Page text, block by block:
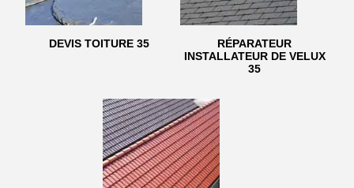
DEVIS TOITURE 35
RÉPARATEUR
INSTALLATEUR DE VELUX
35